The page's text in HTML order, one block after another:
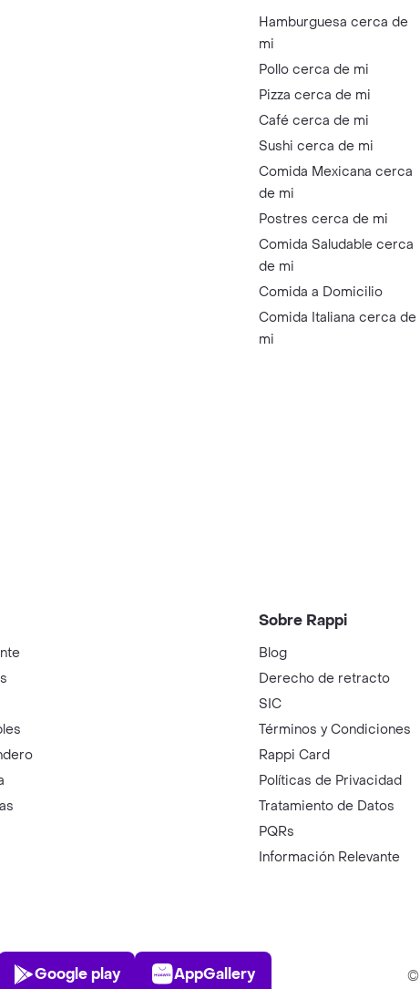
Hamburguesa cerca de
mi
Pollo cerca de mi
Pizza cerca de mi
Café cerca de mi
Sushi cerca de mi
Comida Mexicana cerca
de mi
Postres cerca de mi
Comida Saludable cerca
de mi
Comida a Domicilio
Comida Italiana cerca de
mi
Sobre Rappi
Blog
Derecho de retracto
SIC
Términos y Condiciones
Rappi Card
Políticas de Privacidad
Tratamiento de Datos
PQRs
Información Relevante
Play Store
Google play
AppGallery
AppGallery ©